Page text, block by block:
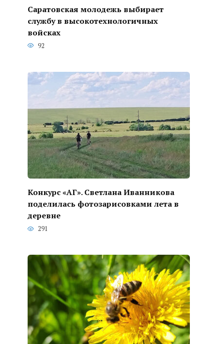
Саратовская молодежь выбирает
службу в высокотехнологичных
войсках
92
Конкурс «АГ». Светлана Иванникова
поделилась фотозарисовками лета в
деревне
291